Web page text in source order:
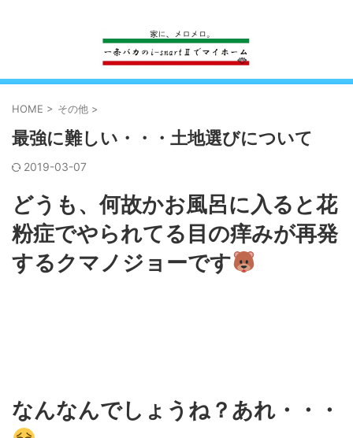
HOME > その他 >
最強に難しい・・・土地選びについて
2019-03-07
どうも、何故かお風呂に入ると花
粉症でやられてる目の痒みが再発
するクマノジョーです
なんなんでしょうね？あれ・・・